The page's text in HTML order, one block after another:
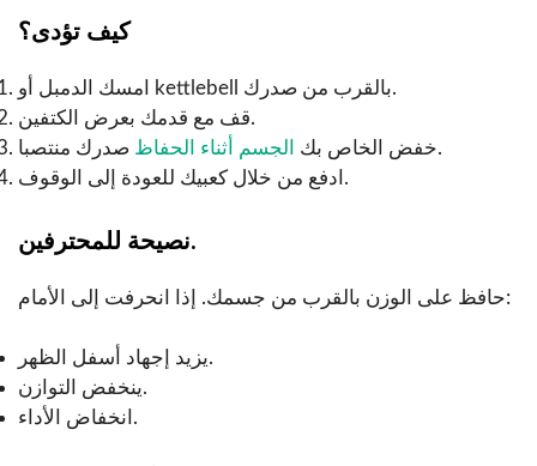
كيف تؤدى؟
امسك الدمبل أو kettlebell بالقرب من صدرك.
قف مع قدمك بعرض الكتفين.
خفض الخاص بك
الجسم أثناء الحفاظ
صدرك منتصبا.
ادفع من خلال كعبيك للعودة إلى الوقوف.
نصيحة للمحترفين.
حافظ على الوزن بالقرب من جسمك. إذا انحرفت إلى الأمام:
يزيد إجهاد أسفل الظهر.
ينخفض التوازن.
انخفاض الأداء.